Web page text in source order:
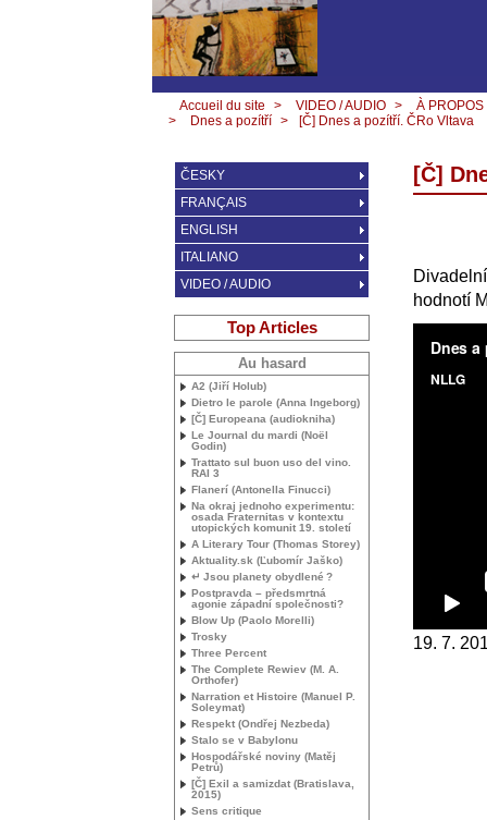
Accueil du site > VIDEO / AUDIO >
À PROPOS
>
Dnes a pozítří > [Č] Dnes a pozítří. ČRo Vltava
[Č]
hodnotí
19. 7.
ČESKY
FRANÇAIS
ENGLISH
ITALIANO
VIDEO / AUDIO
Top Articles
Au hasard
A2 (Jiří Holub)
Dietro le parole (Anna Ingeborg)
[Č] Europeana (audiokniha)
Le Journal du mardi (Noël
Godin)
Trattato sul buon uso del vino.
RAI 3
Flanerí (Antonella Finucci)
Na okraj jednoho experimentu:
osada Fraternitas v kontextu
utopických komunit 19. století
A Literary Tour (Thomas Storey)
Aktuality.sk (Ľubomír Jaško)
↵ Jsou planety obydlené ?
Postpravda – předsmrtná
agonie západní společnosti?
Blow Up (Paolo Morelli)
Trosky
Three Percent
The Complete Rewiev (M. A.
Orthofer)
Narration et Histoire (Manuel P.
Soleymat)
Respekt (Ondřej Nezbeda)
Stalo se v Babylonu
Hospodářské noviny (Matěj
Petrů)
[Č] Exil a samizdat (Bratislava,
2015)
Sens critique